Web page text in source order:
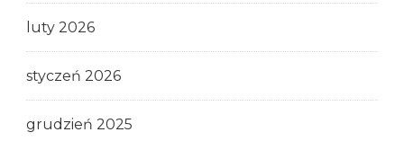
luty 2026
styczeń 2026
grudzień 2025